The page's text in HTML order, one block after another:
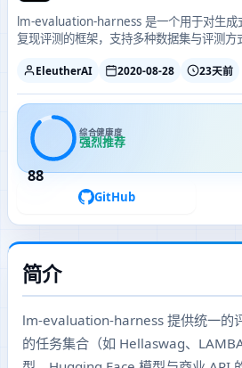
lm-evaluation-harness 是一个用于对生成
复现评测的框架，支持多种数据集与评测方
EleutherAI 2020-08-28 23天前
88
综合健康度
强烈推荐
GitHub
简介
lm-evaluation-harness 提供统一的
的任务集合（如 Hellaswag、